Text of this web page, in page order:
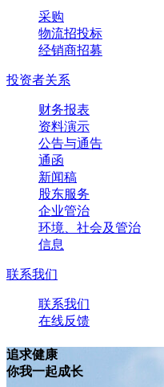
采购
物流招投标
经销商招募
投资者关系
财务报表
资料演示
公告与通告
通函
新闻稿
股东服务
企业管治
环境、社会及管治
信息
联系我们
联系我们
在线反馈
追求健康
你我一起成长